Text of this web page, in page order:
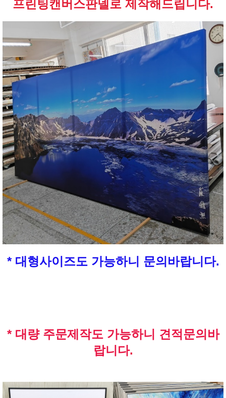
프린팅캔버스판넬로 제작해드립니다.
* 대형사이즈도 가능하니 문의바랍니다.
* 대량 주문제작도 가능하니 견적문의바
랍니다.